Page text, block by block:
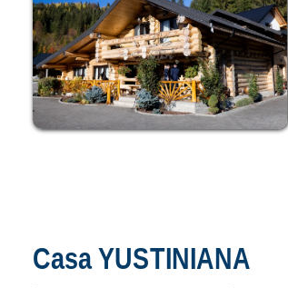
Casa YUSTINIANA